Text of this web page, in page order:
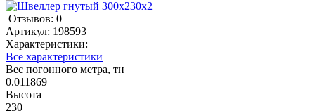
Отзывов: 0
Артикул: 198593
Характеристики:
Все характеристики
Вес погонного метра, тн
0.011869
Высота
230